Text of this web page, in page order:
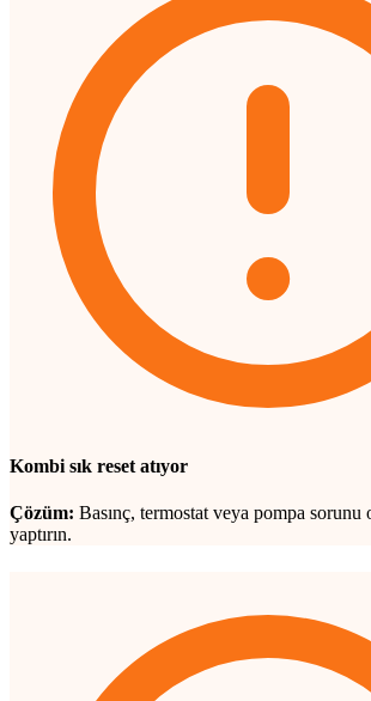
Kombi sık reset atıyor
Çözüm: Basınç, termostat veya pompa sorunu
yaptırın.